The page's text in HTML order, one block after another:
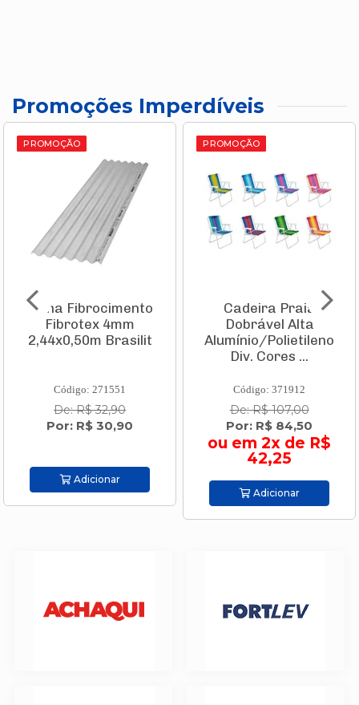
Promoções Imperdíveis
PROMOÇÃO
Telha Fibrocimento
Fibrotex 4mm
2,44x0,50m Brasilit
Código: 271551
De: R$ 32,90
Por: R$ 30,90
Adicionar
PROMOÇÃO
Cadeira Praia
Dobrável Alta
Alumínio/Polietileno
Div. Cores ...
Código: 371912
De: R$ 107,00
Por: R$ 84,50
ou em 2x de R$
42,25
Adicionar